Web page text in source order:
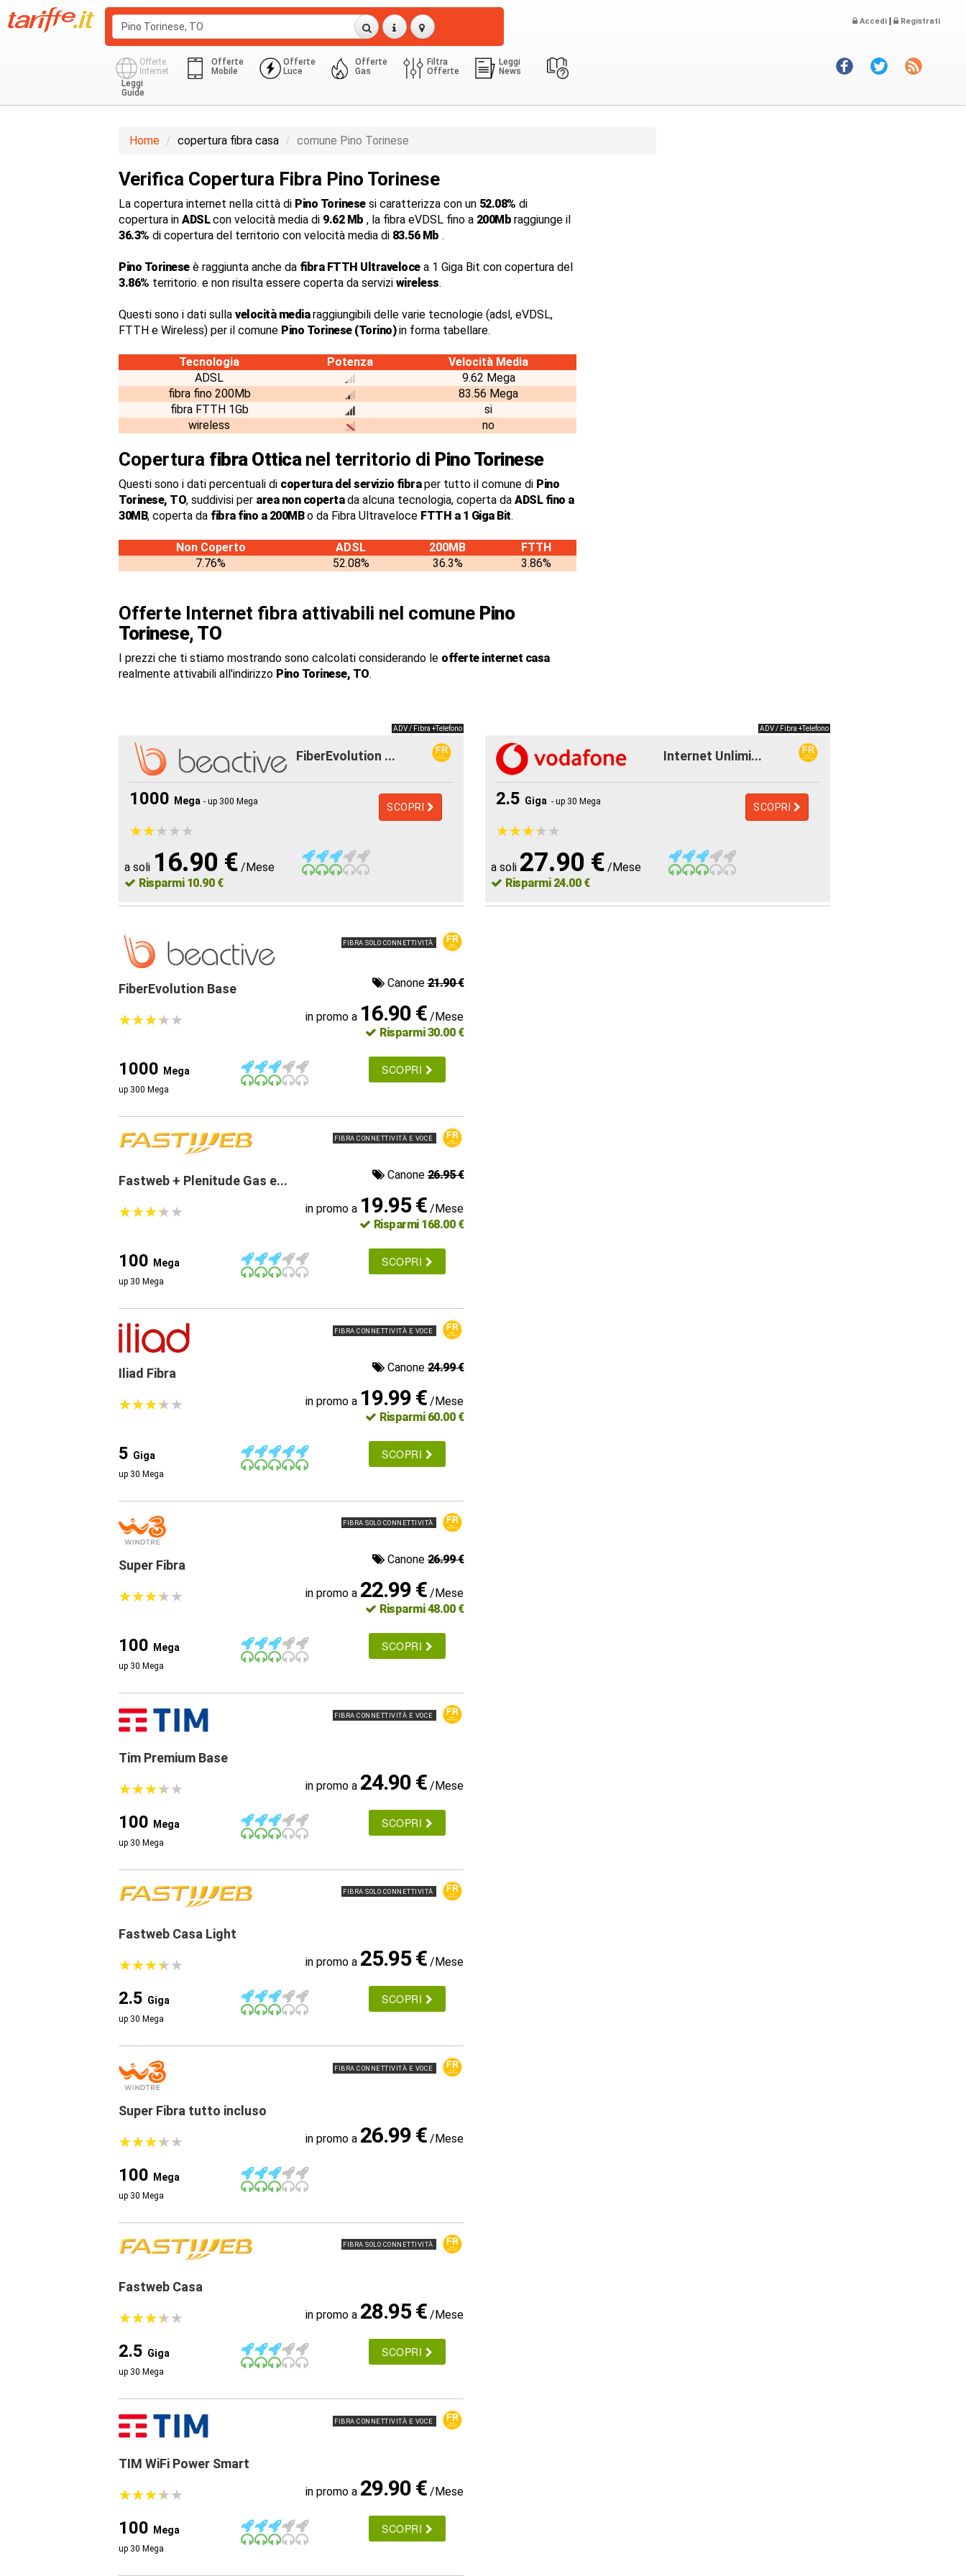
Accedi | Registrati
Offerte
Internet
Offerte
Mobile
Offerte
Luce
Offerte
Gas
Filtra
Offerte
Leggi
News
Leggi
Guide
Home copertura fibra casa comune Pino Torinese
Verifica Copertura Fibra Pino Torinese
La copertura internet nella città di Pino Torinesesi caratterizza con un 52.08% di
copertura in ADSLcon velocità media di 9.62 Mb , la fibra eVDSL fino a 200Mb raggiunge il
36.3% di copertura del territorio con velocità media di 83.56 Mb .
Pino Torineseè raggiunta anche da fibra FTTH Ultravelocea 1 Giga Bit con copertura del
3.86% territorio. e non risulta essere coperta da servizi wireless.
Questi sono i dati sulla velocità mediaraggiungibili delle varie tecnologie (adsl, eVDSL,
FTTH e Wireless) per il comune Pino Torinese (Torino)in forma tabellare.
Tecnologia Potenza
Velocità Media
ADSL
9.62 Mega
fibra fino 200Mb
83.56 Mega
fibra FTTH 1Gb
si
wireless
no
Copertura fibra Otticanel territorio di Pino Torinese
Questi sono i dati percentuali di copertura del servizio fibraper tutto il comune di Pino
Torinese, TO, suddivisi per area non copertada alcuna tecnologia, coperta da ADSL fino a
30MB, coperta da fibra fino a 200MBo da Fibra Ultraveloce FTTH a 1 Giga Bit.
Non Coperto ADSL 200MB
FTTH
7.76%
52.08% 36.3% 3.86%
Offerte Internet fibra attivabili nel comune Pino
Torinese, TO
I prezzi che ti stiamo mostrando sono calcolati considerando le offerte internet casa
realmente attivabili all'indirizzo Pino Torinese, TO.
ADV / Fibra +Telefono
FiberEvolution ...
1000 Mega - up 300 Mega SCOPRI
★★★★★
★★★★★
a soli 16.90 € /Mese
Risparmi 10.90 €
ADV / Fibra +Telefono
Internet Unlimi...
2.5 Giga - up 30 Mega SCOPRI
★★★★★
★★★★★
a soli 27.90 € /Mese
Risparmi 24.00 €
FIBRA SOLO CONNETTIVITÀ
FiberEvolution Base Canone21.90 €
★★★★★
★★★★★ in promo a 16.90 € /Mese
Risparmi 30.00 €
1000 Mega
up 300 Mega
SCOPRI
FIBRA CONNETTIVITÀ E VOCE
Fastweb + Plenitude Gas e... Canone26.95 €
★★★★★
★★★★★ in promo a 19.95 € /Mese
Risparmi 168.00 €
100 Mega
up 30 Mega
SCOPRI
FIBRA CONNETTIVITÀ E VOCE
Iliad Fibra Canone24.99 €
★★★★★
★★★★★ in promo a 19.99 € /Mese
Risparmi 60.00 €
5 Giga
up 30 Mega
SCOPRI
FIBRA SOLO CONNETTIVITÀ
Super Fibra Canone26.99 €
★★★★★
★★★★★ in promo a 22.99 € /Mese
Risparmi 48.00 €
100 Mega
up 30 Mega
SCOPRI
FIBRA CONNETTIVITÀ E VOCE
Tim Premium Base
★★★★★
★★★★★ in promo a 24.90 € /Mese
100 Mega
up 30 Mega
SCOPRI
FIBRA SOLO CONNETTIVITÀ
Fastweb Casa Light
★★★★★
★★★★★ in promo a 25.95 € /Mese
2.5 Giga
up 30 Mega
SCOPRI
FIBRA CONNETTIVITÀ E VOCE
Super Fibra tutto incluso
★★★★★
★★★★★ in promo a 26.99 € /Mese
100 Mega
up 30 Mega
FIBRA SOLO CONNETTIVITÀ
Fastweb Casa
★★★★★
★★★★★ in promo a 28.95 € /Mese
2.5 Giga
up 30 Mega
SCOPRI
FIBRA CONNETTIVITÀ E VOCE
TIM WiFi Power Smart
★★★★★
★★★★★ in promo a 29.90 € /Mese
100 Mega
up 30 Mega
SCOPRI